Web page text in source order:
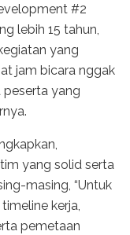
#2
lebih 15 tahun,
yang
jam bicara nggak
yang
yang solid serta
masing, “Untuk
kerja,
pemetaan